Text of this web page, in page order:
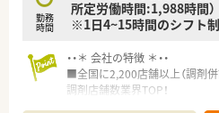
勤務
時間
所定労働時間:1,988時間）
※1日4~15時間のシフト制
・・＊ 会社の特徴 ＊・・
■全国に2,200店舗以上（調剤
調剤店舗数業界TOP！